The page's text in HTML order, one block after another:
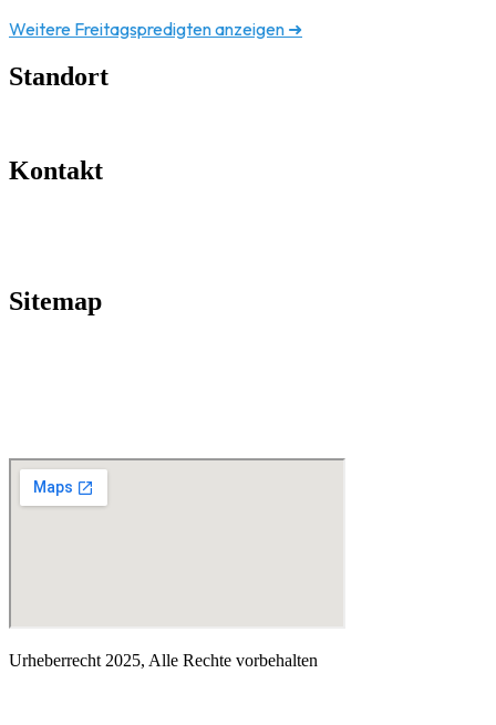
Weitere Freitagspredigten anzeigen ➜
Standort
Kontakt
Sitemap
Urheberrecht 2025, Alle Rechte vorbehalten